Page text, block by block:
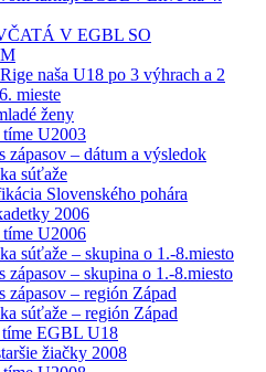
V EGBL SO
naša U18 po 3 výhrach a 2
mieste
ženy
U2003
zápasov – dátum a výsledok
súťaže
Slovenského pohára
2006
U2006
súťaže – skupina o 1.-8.miesto
zápasov – skupina o 1.-8.miesto
zápasov – región Západ
súťaže – región Západ
EGBL U18
žiačky 2008